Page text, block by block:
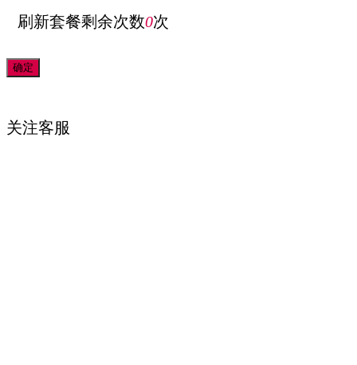
刷新套餐剩余次数0次
关注客服